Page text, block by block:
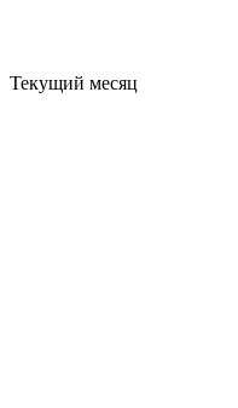
Текущий месяц